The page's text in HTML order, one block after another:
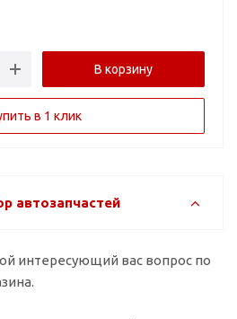
В корзину
в 1 клик
автозапчастей
интересующий вас вопрос по